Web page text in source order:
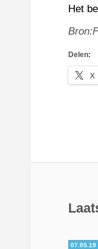
Het
Delen:
X
07.05.19